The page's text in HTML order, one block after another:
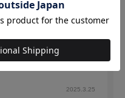
びを作って頂けたら嬉しい
2025.3.25